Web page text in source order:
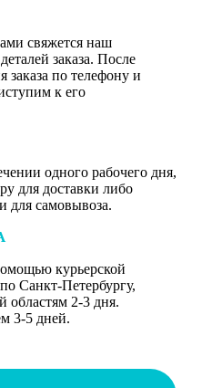
свяжется наш
заказа. После
заказа по телефону и
к его
одного рабочего дня,
для доставки либо
для самовывоза.
курьерской
Санкт-Петербургу,
областям 2-3 дня.
3-5 дней.